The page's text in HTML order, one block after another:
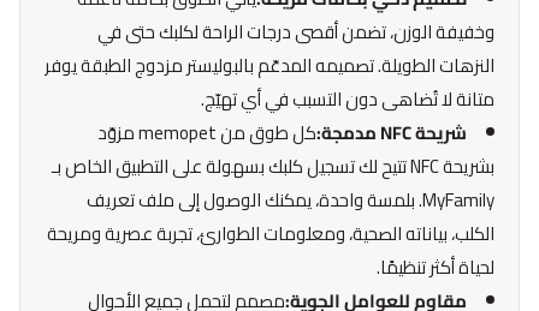
وخفيفة الوزن، تضمن أقصى درجات الراحة لكلبك حتى في
النزهات الطويلة. تصميمه المدعّم بالبوليستر مزدوج الطبقة يوفر
متانة لا تُضاهى دون التسبب في أي تهيّج.
شريحة NFC مدمجة:
كل طوق من memopet مزوّد
بشريحة NFC تتيح لك تسجيل كلبك بسهولة على التطبيق الخاص بـ
MyFamily. بلمسة واحدة، يمكنك الوصول إلى ملف تعريف
الكلب، بياناته الصحية، ومعلومات الطوارئ، تجربة عصرية ومريحة
لحياة أكثر تنظيمًا.
مقاوم للعوامل الجوية:مصمم لتحمل جميع الأحوال